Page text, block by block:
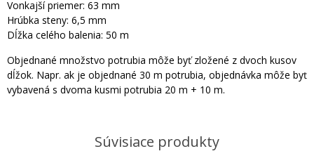
Vonkajší priemer: 63 mm
Hrúbka steny: 6,5 mm
Dĺžka celého balenia: 50 m
Objednané množstvo potrubia môže byť zložené z dvoch kusov
dĺžok. Napr. ak je objednané 30 m potrubia, objednávka môže byť
vybavená s dvoma kusmi potrubia 20 m + 10 m.
Súvisiace produkty